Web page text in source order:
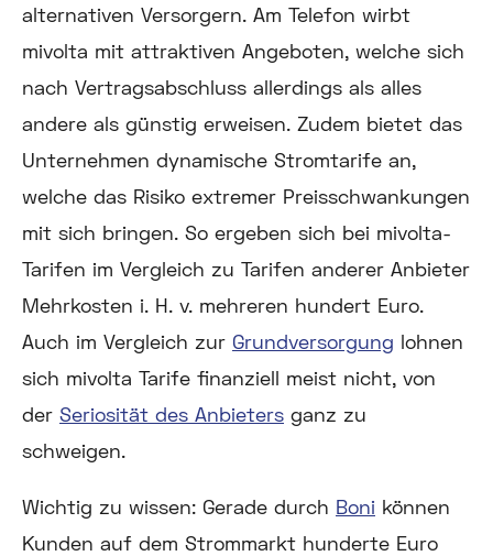
alternativen Versorgern. Am Telefon wirbt
mivolta mit attraktiven Angeboten, welche sich
nach Vertragsabschluss allerdings als alles
andere als günstig erweisen. Zudem bietet das
Unternehmen dynamische Stromtarife an,
welche das Risiko extremer Preisschwankungen
mit sich bringen. So ergeben sich bei mivolta-
Tarifen im Vergleich zu Tarifen anderer Anbieter
Mehrkosten i. H. v. mehreren hundert Euro.
Auch im Vergleich zur Grundversorgung lohnen
sich mivolta Tarife finanziell meist nicht, von
der Seriosität des Anbieters ganz zu
schweigen.
Wichtig zu wissen: Gerade durch Boni können
Kunden auf dem Strommarkt hunderte Euro